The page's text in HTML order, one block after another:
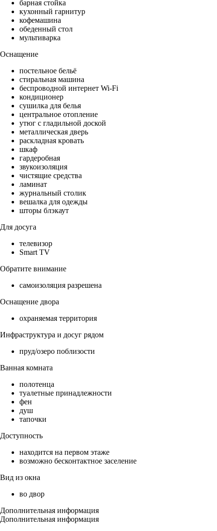
барная стойка
кухонный гарнитур
кофемашина
обеденный стол
мультиварка
Оснащение
постельное бельё
стиральная машина
беспроводной интернет Wi-Fi
кондиционер
сушилка для белья
центральное отопление
утюг с гладильной доской
металлическая дверь
раскладная кровать
шкаф
гардеробная
звукоизоляция
чистящие средства
ламинат
журнальный столик
вешалка для одежды
шторы блэкаут
Для досуга
телевизор
Smart TV
Обратите внимание
самоизоляция разрешена
Оснащение двора
охраняемая территория
Инфраструктура и досуг рядом
пруд/озеро поблизости
Ванная комната
полотенца
туалетные принадлежности
фен
душ
тапочки
Доступность
находится на первом этаже
возможно бесконтактное заселение
Вид из окна
во двор
Дополнительная информация
Дополнительная информация